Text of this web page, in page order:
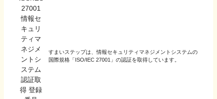
すまいステップは、情報セキュリティマネジメントシステムの
国際規格「ISO/IEC 27001」の認証を取得しています。